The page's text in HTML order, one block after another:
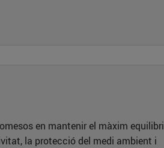
en mantenir el màxim equilibri
la protecció del medi ambient i